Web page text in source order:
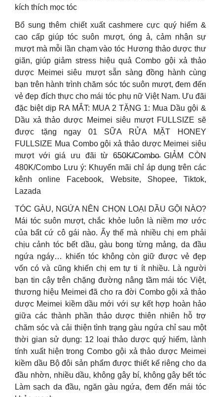
kích thích mọc tóc
Bổ sung thêm chiết xuất cashmere cực quý hiếm &
cao cấp giúp tóc suôn mượt, óng ả, cảm nhận sự
mượt mà mỗi lần chạm vào tóc Hương thảo dược thư
giãn, giúp giảm stress hiệu quả Combo gội xả thảo
dược Meimei siêu mượt sẵn sàng đồng hành cùng
bạn trên hành trình chăm sóc tóc suôn mượt, đem đến
vẻ đẹp đích thực cho mái tóc phụ nữ Việt Nam. Ưu đãi
đặc biệt dịp RA MẮT: MUA 2 TẶNG 1: Mua Dầu gội &
Dầu xả thảo dược Meimei siêu mượt FULLSIZE sẽ
được tặng ngay 01 SỮA RỬA MẶT HONEY
FULLSIZE Mua Combo gội xả thảo dược Meimei siêu
mượt với giá ưu đãi từ 6̵5̵0̵K̵/̵C̵o̵m̵b̵o̵ GIẢM CÒN
480K/Combo Lưu ý: Khuyến mãi chỉ áp dụng trên các
kênh online Facebook, Website, Shopee, Tiktok,
Lazada
TÓC GÀU, NGỨA NÊN CHỌN LOẠI DẦU GỘI NÀO?
Mái tóc suôn mượt, chắc khỏe luôn là niềm mơ ước
của bất cứ cô gái nào. Ấy thế mà nhiều chị em phải
chịu cảnh tóc bết dầu, gàu bong từng mảng, da đầu
ngứa ngáy… khiến tóc không còn giữ được vẻ đẹp
vốn có và cũng khiến chị em tự ti ít nhiều. Là người
bạn tin cậy trên chặng đường nâng tầm mái tóc Việt,
thương hiệu Meimei đã cho ra đời Combo gội xả thảo
dược Meimei kiềm dầu mới với sự kết hợp hoàn hảo
giữa các thành phần thảo dược thiên nhiên hỗ trợ
chăm sóc và cải thiện tình trạng gàu ngứa chỉ sau một
thời gian sử dụng: 12 loại thảo dược quý hiếm, lành
tính xuất hiện trong Combo gội xả thảo dược Meimei
kiềm dầu Bộ đôi sản phẩm được thiết kế riêng cho da
đầu nhờn, nhiều dầu, không gây bí, không gây bết tóc
Làm sạch da đầu, ngăn gàu ngứa, đem đến mái tóc